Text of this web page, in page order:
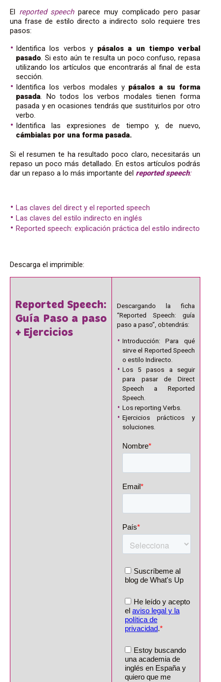
El reported speechparece muy complicado pero pasar
una frase de estilo directo a indirecto solo requiere tres
pasos:
Identifica los verbos y pásalos a un tiempo verbal
pasado. Si esto aún te resulta un poco confuso, repasa
utilizando los artículos que encontrarás al final de esta
sección.
Identifica los verbos modales y pásalos a su forma
pasada. No todos los verbos modales tienen forma
pasada y en ocasiones tendrás que sustituirlos por otro
verbo.
Identifica las expresiones de tiempo y, de nuevo,
cámbialas por una forma pasada.
Si el resumen te ha resultado poco claro, necesitarás un
repaso un poco más detallado. En estos artículos podrás
dar un repaso a lo más importante del reported speech:
Las claves del direct y el reported speech
Las claves del estilo indirecto en inglés
Reported speech: explicación práctica del estilo indirecto
Descarga el imprimible:
Reported Speech:
Guía Paso a paso
+ Ejercicios
Descargando la ficha
“Reported Speech: guía
paso a paso”, obtendrás:
Introducción: Para qué
sirve el Reported Speech
o estilo Indirecto.
Los 5 pasos a seguir
para pasar de Direct
Speech a Reported
Speech.
Los reporting Verbs.
Ejercicios prácticos y
soluciones.